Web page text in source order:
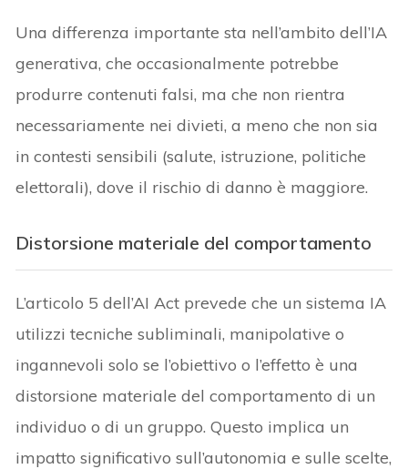
Una differenza importante sta nell’ambito dell’IA
generativa, che occasionalmente potrebbe
produrre contenuti falsi, ma che non rientra
necessariamente nei divieti, a meno che non sia
in contesti sensibili (salute, istruzione, politiche
elettorali), dove il rischio di danno è maggiore.
Distorsione materiale del comportamento
L’articolo 5 dell’AI Act prevede che un sistema IA
utilizzi tecniche subliminali, manipolative o
ingannevoli solo se l’obiettivo o l’effetto è una
distorsione materiale del comportamento di un
individuo o di un gruppo. Questo implica un
impatto significativo sull’autonomia e sulle scelte,